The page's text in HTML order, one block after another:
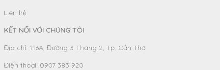
Liên hệ
KẾT NỐI VỚI CHÚNG TÔI
Địa chỉ: 116A, Đường 3 Tháng 2, Tp. Cần Thơ
Điện thoại: 0907 383 920